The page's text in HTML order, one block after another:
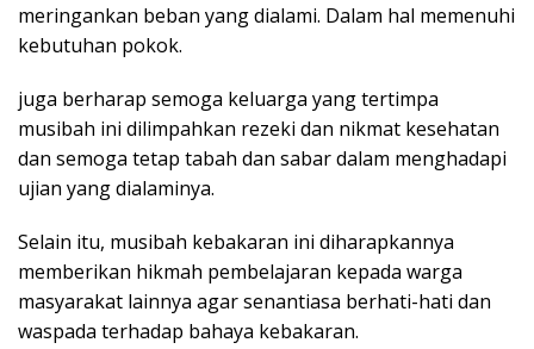
meringankan beban yang dialami. Dalam hal memenuhi
kebutuhan pokok.
juga berharap semoga keluarga yang tertimpa
musibah ini dilimpahkan rezeki dan nikmat kesehatan
dan semoga tetap tabah dan sabar dalam menghadapi
ujian yang dialaminya.
Selain itu, musibah kebakaran ini diharapkannya
memberikan hikmah pembelajaran kepada warga
masyarakat lainnya agar senantiasa berhati-hati dan
waspada terhadap bahaya kebakaran.